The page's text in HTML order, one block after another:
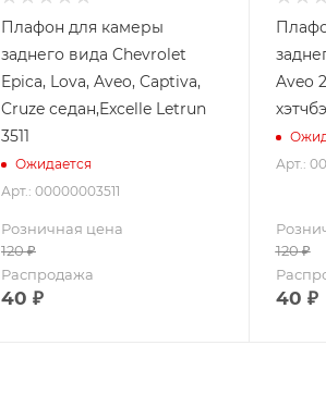
Плафон для камеры
заднего вида Chevrolet
Epica, Lova, Aveo, Captiva,
Cruze седан,Excelle Letrun
3511
Ожидается
Арт.: 00000003511
Розничная цена
120₽
Распродажа
40 ₽
Aveo
Арт.:
120₽
40 ₽